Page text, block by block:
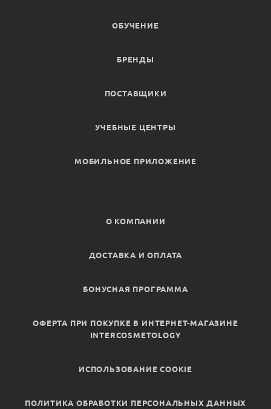
ОБУЧЕНИЕ
БРЕНДЫ
ПОСТАВЩИКИ
УЧЕБНЫЕ ЦЕНТРЫ
МОБИЛЬНОЕ ПРИЛОЖЕНИЕ
О КОМПАНИИ
ДОСТАВКА И ОПЛАТА
БОНУСНАЯ ПРОГРАММА
ОФЕРТА ПРИ ПОКУПКЕ В ИНТЕРНЕТ-МАГАЗИНЕ
INTERCOSMETOLOGY
ИСПОЛЬЗОВАНИЕ COOKIE
ПОЛИТИКА ОБРАБОТКИ ПЕРСОНАЛЬНЫХ ДАННЫХ